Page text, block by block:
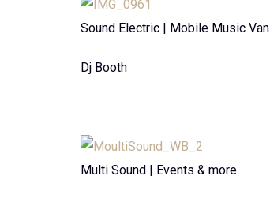
Sound Electric | Mobile Music Van
Dj Booth
Multi Sound | Events & more